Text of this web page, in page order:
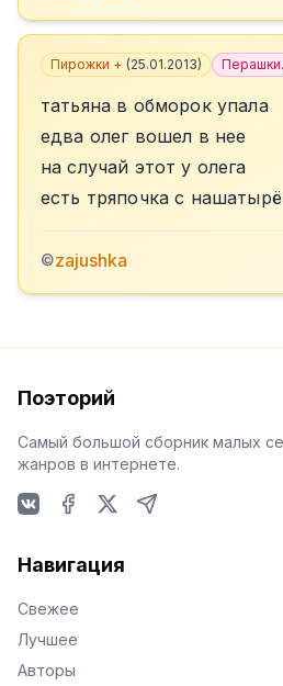
Пирожки + (25.01.2013)
татьяна в обморок упала
едва олег вошел в нее
на случай этот у олега
есть тряпочка с
©zajushka
Поэторий
Самый большой сборник малых
жанров в интернете.
Навигация
Свежее
Лучшее
Авторы